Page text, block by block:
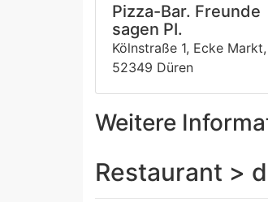
Pizza-Bar. Freunde
sagen PI.
Kölnstraße 1, Ecke Markt,
52349 Düren
Weitere
Restaurant >